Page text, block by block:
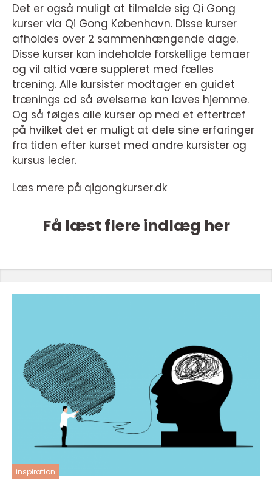
Det er også muligt at tilmelde sig Qi Gong
kurser via Qi Gong København. Disse kurser
afholdes over 2 sammenhængende dage.
Disse kurser kan indeholde forskellige temaer
og vil altid være suppleret med fælles
træning. Alle kursister modtager en guidet
trænings cd så øvelserne kan laves hjemme.
Og så følges alle kurser op med et eftertræf
på hvilket det er muligt at dele sine erfaringer
fra tiden efter kurset med andre kursister og
kursus leder.
Læs mere på qigongkurser.dk
Få læst flere indlæg her
inspiration